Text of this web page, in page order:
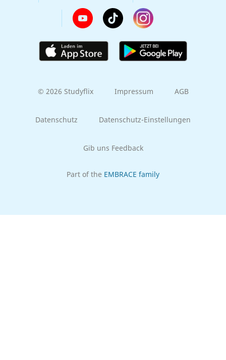
© 2026 Studyflix Impressum AGB
Datenschutz Datenschutz-Einstellungen
Gib uns Feedback
Part of the EMBRACE family